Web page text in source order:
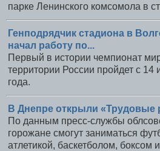
парке Ленинского комсомола в
Генподрядчик стадиона в
начал работу по...
Первый в истории чемпионат
территории России пройдет с
года.
В Днепре открыли «Трудовые
По данным пресс-службы
горожане смогут заниматься
атлетикой, баскетболом, боксом